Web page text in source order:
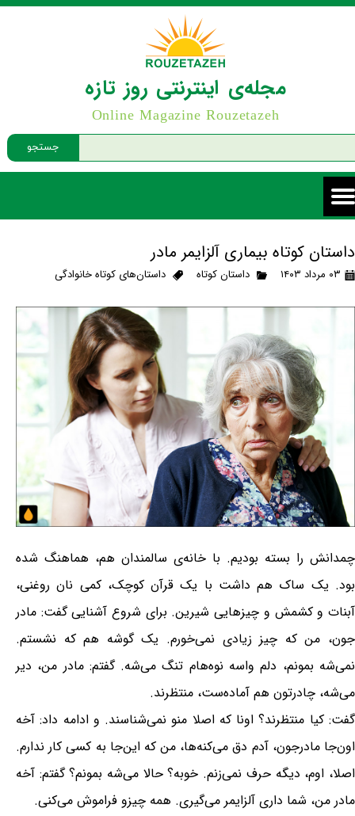
جستجو
مجله‌ی اینترنتی روز تازه
Online Magazine Rouzetazeh
داستان کوتاه بیماری آلزایمر مادر
۰۳ مرداد ۱۴۰۳ داستان کوتاه داستان‌های کوتاه خانوادگی
چمدانش را بسته بودیم. با خانه‌ی سالمندان هم، هماهنگ شده
بود. یک ساک هم داشت با یک قرآن کوچک، کمی نان روغنی،
آبنات و کشمش و چیزهایی شیرین. برای شروع آشنایی گفت: مادر
جون، من که چیز زیادی نمی‌خورم. یک گوشه هم که نشستم.
نمی‌شه بمونم، دلم واسه نوه‌هام تنگ می‌شه. گفتم: مادر من، دیر
می‌شه، چادرتون هم آماده‌ست، منتظرند.
گفت: کیا منتظرند؟ اونا که اصلا منو نمی‌شناسند. و ادامه داد: آخه
اون‌جا مادرجون، آدم دق می‌کنه‌ها، من که این‌جا به کسی کار ندارم.
اصلا، اوم، دیگه حرف نمی‌زنم. خوبه؟ حالا می‌شه بمونم؟ گفتم: آخه
مادر من، شما داری آلزایمر می‌گیری. همه چیزو فراموش می‌کنی.